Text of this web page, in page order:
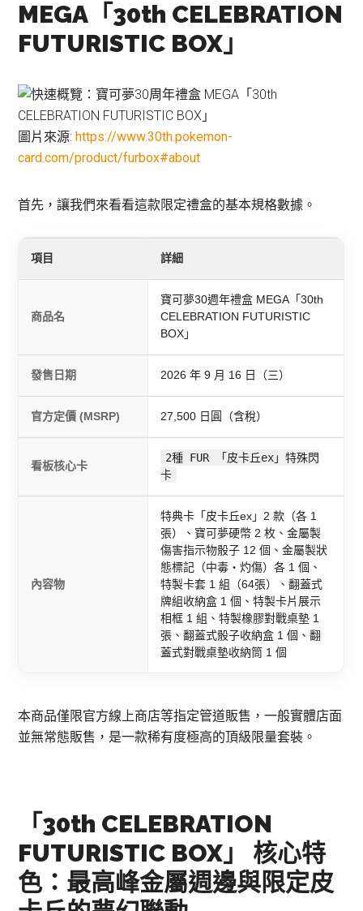
MEGA「30th CELEBRATION
FUTURISTIC BOX」
圖片來源:https://www.30th.pokemon-
card.com/product/furbox#about
首先，讓我們來看看這款限定禮盒的基本規格數據。
項目 詳細
商品名
寶可夢30週年禮盒 MEGA「30th
CELEBRATION FUTURISTIC
BOX」
發售日期 2026 年 9 月 16 日（三）
官方定價 (MSRP) 27,500 日圓（含稅）
看板核心卡
2種 FUR 「皮卡丘ex」特殊閃
卡
內容物
特典卡「皮卡丘ex」2 款（各 1
張）、寶可夢硬幣 2 枚、金屬製
傷害指示物骰子 12 個、金屬製狀
態標記（中毒・灼傷）各 1 個、
特製卡套 1 組（64張）、翻蓋式
牌組收納盒 1 個、特製卡片展示
相框 1 組、特製橡膠對戰桌墊 1
張、翻蓋式骰子收納盒 1 個、翻
蓋式對戰桌墊收納筒 1 個
本商品僅限官方線上商店等指定管道販售，一般實體店面
並無常態販售，是一款稀有度極高的頂級限量套裝。
「30th CELEBRATION
FUTURISTIC BOX」 核心特
色：最高峰金屬週邊與限定皮